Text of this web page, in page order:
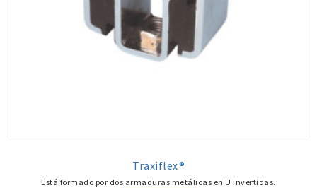
Traxiflex®
Está formado por dos armaduras metálicas en U invertidas.